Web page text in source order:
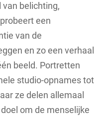
belichting,
een
van de
en zo een verhaal
beeld. Portretten
studio-opnames tot
ze delen allemaal
om de menselijke